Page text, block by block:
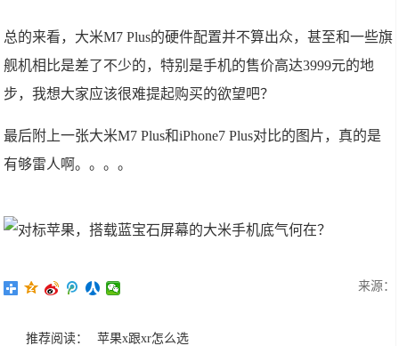
总的来看，大米M7 Plus的硬件配置并不算出众，甚至和一些旗
舰机相比是差了不少的，特别是手机的售价高达3999元的地
步，我想大家应该很难提起购买的欲望吧？
最后附上一张大米M7 Plus和iPhone7 Plus对比的图片，真的是
有够雷人啊。。。。
来源：
推荐阅读： 苹果x跟xr怎么选